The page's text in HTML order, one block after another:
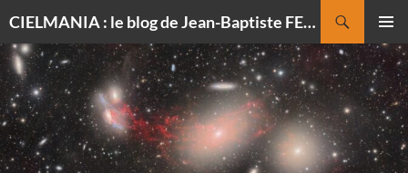
CIELMANIA : le blog de Jean-Baptiste FELDMANN, photographe du ciel
MENU
AU
CONTENU